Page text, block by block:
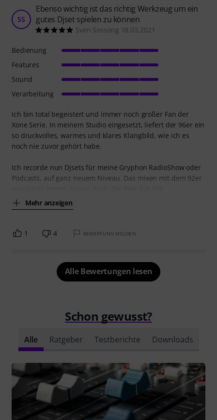
SS
Ebenso wichtig ist das richtig Werkzeug um ein
gutes Djset spielen zu können
Sven Sossong 18.03.2021
Ich bin total begeistert und immer noch großer Fan der
Xone Serie. In meinem Studio eingesetzt, liefert der 96er ein
so druckvolles, warmes und klares Klangbild, wie ich es
noch nie zuvor gehört habe.
Ich recorde nun Djsets für meine Gryphon RadioShow oder
Podcasts, auf ganz neuem Niveau. Das mixen mit dem 92er
Mehr anzeigen
Bedienung
Features
Sound
Verarbeitung
1 4 BEWERTUNG MELDEN
Alle Bewertungen lesen
Schon gewusst?
Alle Ratgeber Testberichte Downloads